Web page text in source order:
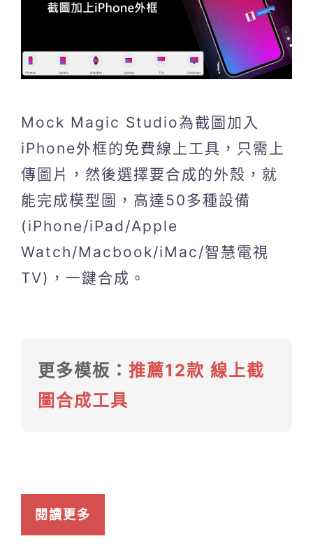
Mock Magic Studio為截圖加入
iPhone外框的免費線上工具，只需上
傳圖片，然後選擇要合成的外殼，就
能完成模型圖，高達50多種設備
(iPhone/iPad/Apple
Watch/Macbook/iMac/智慧電視
TV)，一鍵合成。
更多模板： 推薦12款 線上截
圖合成工具
閱讀更多